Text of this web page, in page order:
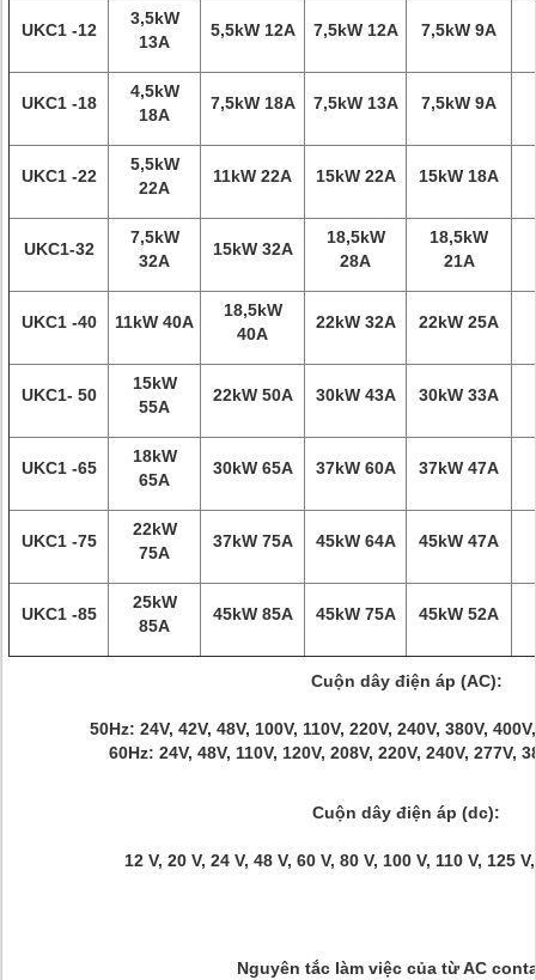
UKC1 -12
3,5kW
13A
5,5kW 12A 7,5kW 12A 7,5kW 9A
UKC1 -18
4,5kW
18A
7,5kW 18A 7,5kW 13A 7,5kW 9A
UKC1 -22
5,5kW
22A
11kW 22A 15kW 22A 15kW 18A
UKC1-32
7,5kW
32A
15kW 32A
18,5kW
28A
18,5kW
21A
UKC1 -40 11kW 40A
18,5kW
40A
22kW 32A 22kW 25A
UKC1- 50
15kW
55A
22kW 50A 30kW 43A 30kW 33A
UKC1 -65
18kW
65A
30kW 65A 37kW 60A 37kW 47A
UKC1 -75
22kW
75A
37kW 75A 45kW 64A 45kW 47A
UKC1 -85
25kW
85A
45kW 85A 45kW 75A 45kW 52A
Cuộn dây điện áp (AC):
50Hz: 24V, 42V, 48V, 100V, 110V, 220V, 240V, 380V,
60Hz: 24V, 48V, 110V, 120V, 208V, 220V, 240V, 277V,
Cuộn dây điện áp (dc):
12 V, 20 V, 24 V, 48 V, 60 V, 80 V, 100 V, 110 V, 125
Nguyên tắc làm việc của từ AC